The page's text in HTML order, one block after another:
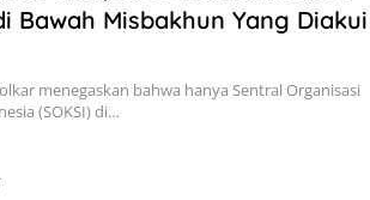
Bawah Misbakhun Yang Diakui
menegaskan bahwa hanya Sentral Organisasi
(SOKSI) di…